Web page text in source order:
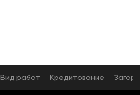
Вид работ Кредитование